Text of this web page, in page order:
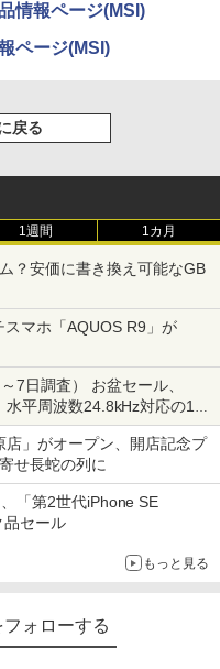
情報ページ(MSI)
ページ(MSI)
戻る
1週間 1カ月
？安価に書き換え可能なGB
マホ「AQUOS R9」が
7日調査） お盆セール、
平周波数24.8kHz対応の17
動セール ほか
」がオープン、開店記念プ
せ長蛇の列に
「第2世代iPhone SE
セール
もっと見る
ォローする